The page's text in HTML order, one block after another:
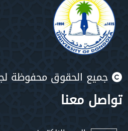
جميع الحقوق محفوظة
تواصل معنا